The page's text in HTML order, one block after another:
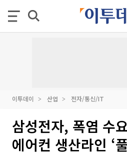
이투데이 산업 전자/통신/IT
삼성전자, 폭염 수
에어컨 생산라인 ‘